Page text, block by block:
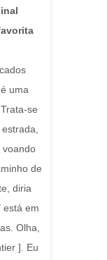
uma
se
voando
de
diria
está em
Olha,
]. Eu